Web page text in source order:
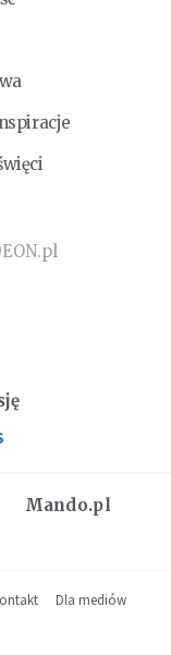
Mando.pl
Dla mediów